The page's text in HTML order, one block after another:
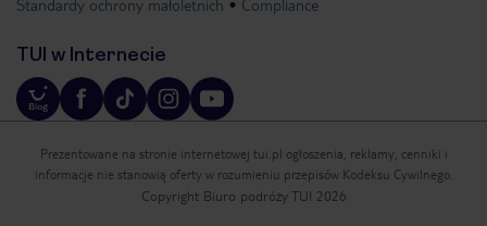
Standardy ochrony małoletnich
Compliance
TUI w Internecie
Prezentowane na stronie internetowej tui.pl ogłoszenia, reklamy, cenniki i
informacje nie stanowią oferty w rozumieniu przepisów Kodeksu Cywilnego.
Copyright Biuro podróży TUI 2026